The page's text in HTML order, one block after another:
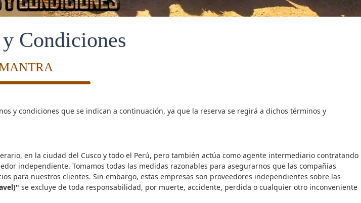
Condiciones
y condiciones que se indican a continuación, ya que la reserva se regirá a dichos términos y
en la ciudad del Cusco y todo el Perú, pero también actúa como agente intermediario contratando
independiente. Tomamos todas las medidas razonables para asegurarnos que las compañías
para nuestros clientes. Sin embargo, estas empresas son proveedores independientes sobre las
se excluye de toda responsabilidad, por muerte, accidente, perdida o cualquier otro inconveniente